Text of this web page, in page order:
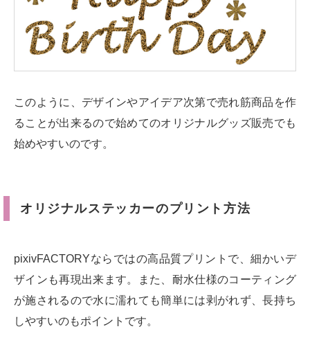
このように、デザインやアイデア次第で売れ筋商品を作
ることが出来るので始めてのオリジナルグッズ販売でも
始めやすいのです。
オリジナルステッカーのプリント方法
pixivFACTORYならではの高品質プリントで、細かいデ
ザインも再現出来ます。また、耐水仕様のコーティング
が施されるので水に濡れても簡単には剥がれず、長持ち
しやすいのもポイントです。